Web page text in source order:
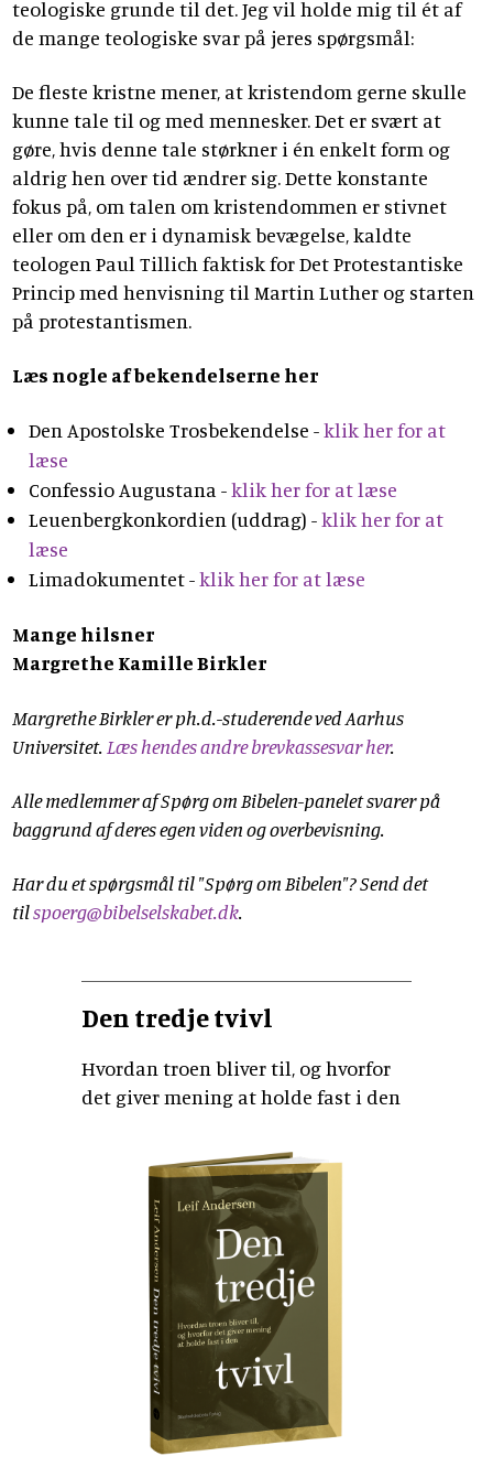
teologiske grunde til det. Jeg vil holde mig til ét af
de mange teologiske svar på jeres spørgsmål:
De fleste kristne mener, at kristendom gerne skulle
kunne tale til og med mennesker. Det er svært at
gøre, hvis denne tale størkner i én enkelt form og
aldrig hen over tid ændrer sig. Dette konstante
fokus på, om talen om kristendommen er stivnet
eller om den er i dynamisk bevægelse, kaldte
teologen Paul Tillich faktisk for Det Protestantiske
Princip med henvisning til Martin Luther og starten
på protestantismen.
Læs nogle af bekendelserne her
Den Apostolske Trosbekendelse -klik her for at
læse
Confessio Augustana -klik her for at læse
Leuenbergkonkordien (uddrag) -klik her for at
læse
Limadokumentet -klik her for at læse
Mange hilsner
Margrethe Kamille Birkler
Margrethe Birkler er ph.d.-studerende ved Aarhus
Universitet. Læs hendes andre brevkassesvar her.
Alle medlemmer af Spørg om Bibelen-panelet svarer på
baggrund af deres egen viden og overbevisning.
Har du et spørgsmål til "Spørg om Bibelen"? Send det
tilspoerg@bibelselskabet.dk.
Den tredje tvivl
Hvordan troen bliver til, og hvorfor
det giver mening at holde fast i den